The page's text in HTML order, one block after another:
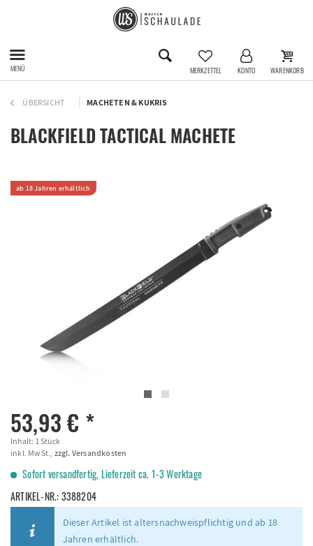
MENÜ MERKZETTEL KONTO WARENKORB
ÜBERSICHT MACHETEN & KUKRIS
BLACKFIELD TACTICAL MACHETE
ab 18 Jahren erhältlich
53,93 € *
Inhalt: 1 Stück
inkl. MwSt., zzgl. Versandkosten
Sofort versandfertig, Lieferzeit ca. 1-3 Werktage
ARTIKEL-NR.:3388204
Dieser Artikel ist altersnachweispflichtig und ab 18
Jahren erhältlich.